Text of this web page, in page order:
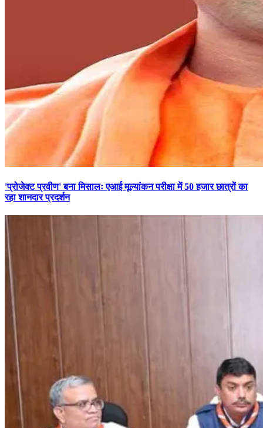
'प्रोजेक्ट प्रवीण' बना मिसालः एआई मूल्यांकन परीक्षा में 50 हजार छात्रों का
रहा शानदार प्रदर्शन